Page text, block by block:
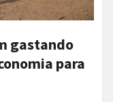
gastando
para